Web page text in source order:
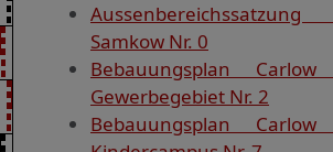
Samkow Nr. 0
Bebauungsplan
Gewerbegebiet Nr. 2
Bebauungsplan